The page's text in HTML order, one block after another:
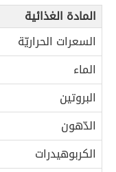
المادة الغذائية
السعرات الحراريّة
الماء
البروتين
الدّهون
الكربوهيدرات